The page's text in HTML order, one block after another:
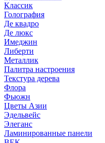
Классик
Голография
Де квадро
Де люкс
Имеджин
Либерти
Металлик
Палитра настроения
Текстура дерева
Флора
Фьюжн
Цветы Азии
Эдельвейс
Элеганс
Ламинированные панели